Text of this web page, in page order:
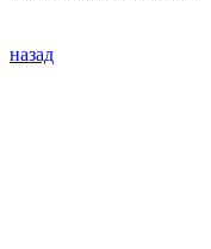
назад